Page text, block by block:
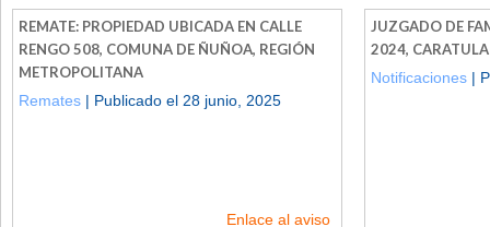
REMATE: PROPIEDAD UBICADA EN CALLE
RENGO 508, COMUNA DE ÑUÑOA, REGIÓN
METROPOLITANA
Remates | Publicado el 28 junio, 2025
Enlace al aviso
JUZGADO DE
2024,
Notificaciones |